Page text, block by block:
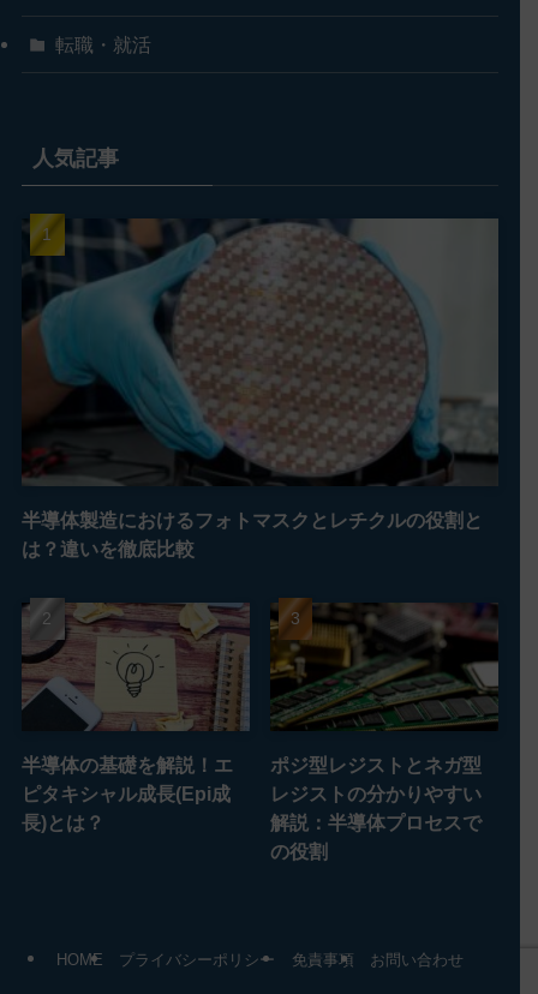
転職・就活
人気記事
半導体製造におけるフォトマスクとレチクルの役割と
は？違いを徹底比較
半導体の基礎を解説！エ
ピタキシャル成長(Epi成
長)とは？
ポジ型レジストとネガ型
レジストの分かりやすい
解説：半導体プロセスで
の役割
HOME プライバシーポリシー 免責事項 お問い合わせ